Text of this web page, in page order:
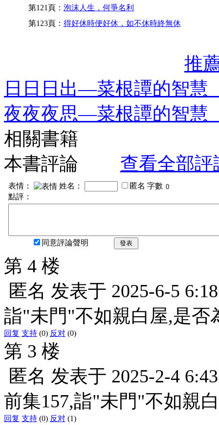
第121頁： 泡沫人生，何爭名利
第123頁： 得好休時便好休，如不休時終無休
推
日日日出—菜根譚的智
夜夜夜思—菜根譚的智
相關書籍
本書評論
查看全部評
表情： 姓名： 匿名 字數
點評：
同意評論聲明 發表
第 4 楼
匿名 发表于 2025-6-5
詣"未門"不如親白屋,是否
回复 支持 (0) 反对 (0)
第 3 楼
匿名 发表于 2025-2-4
前集157,詣"未門"不如親
回复 支持 (0) 反对 (1)